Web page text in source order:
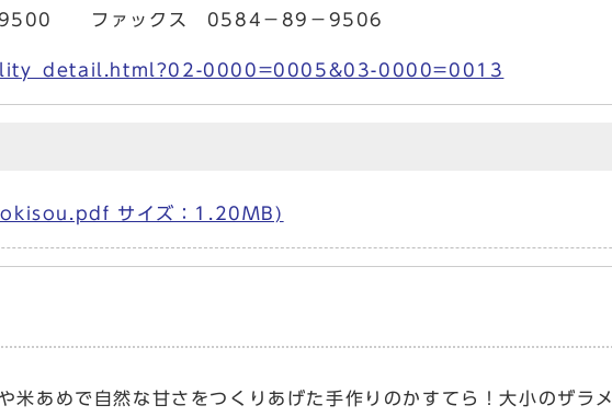
ファックス 0584－89－9506
0000=0005&03-0000=0013
サイズ：1.20MB)
米あめで自然な甘さをつくりあげた手作りのかすてら！大小のザラメ